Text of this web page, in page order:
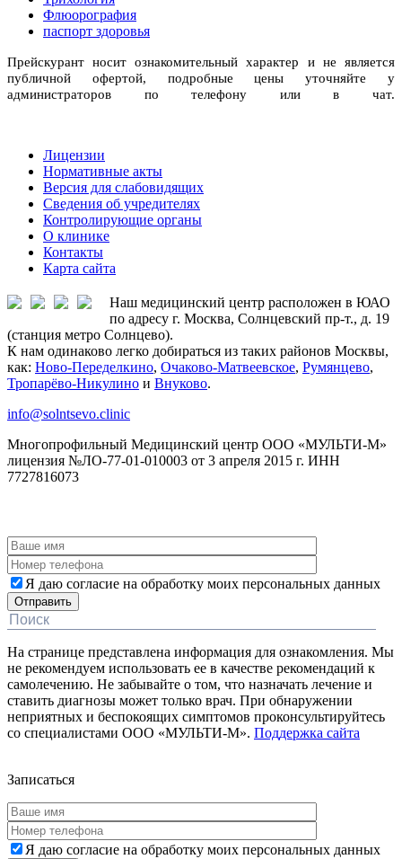
Флюорография
паспорт здоровья
Прейскурант носит ознакомительный характер и не является
публичной офертой, подробные цены уточняйте у
администраторов по телефону или в чат.
Лицензии
Нормативные акты
Версия для слабовидящих
Сведения об учредителях
Контролирующие органы
О клинике
Контакты
Карта сайта
Наш медицинский центр расположен в ЮАО
по адресу г. Москва, Солнцевский пр-т., д. 19
(станция метро Солнцево).
К нам одинаково легко добираться из таких районов Москвы,
как: Ново-Переделкино, Очаково-Матвеевское, Румянцево,
Тропарёво-Никулино и Внуково.
info@solntsevo.clinic
Многопрофильный Медицинский центр ООО «МУЛЬТИ-М»
лицензия №ЛО-77-01-010003 от 3 апреля 2015 г. ИНН
7727816073
Я даю согласие на обработку моих персональных данных
На странице представлена информация для ознакомления. Мы
не рекомендуем использовать ее в качестве рекомендаций к
самолечению. Не забывайте о том, что назначать лечение и
ставить диагнозы может только врач. При обнаружении
неприятных и беспокоящих симптомов проконсультируйтесь
со специалистами ООО «МУЛЬТИ-М». Поддержка сайта
Записаться
Я даю согласие на обработку моих персональных данных